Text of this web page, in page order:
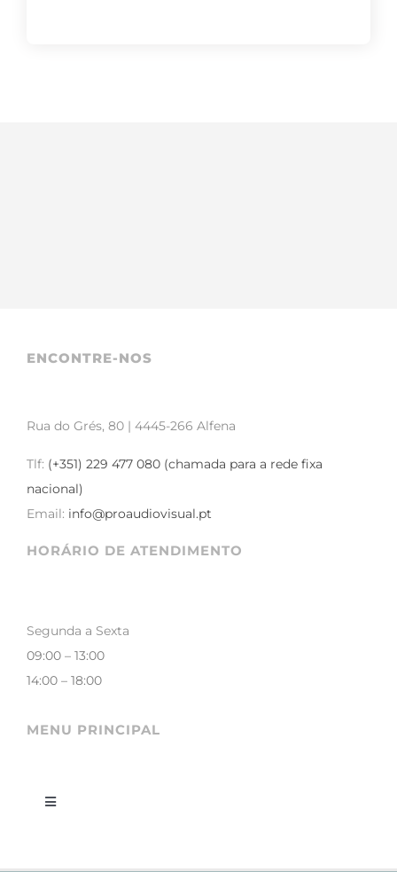
ENCONTRE-NOS
Rua do Grés, 80 | 4445-266 Alfena
Tlf: (+351) 229 477 080 (chamada para a rede fixa
nacional)
Email: info@proaudiovisual.pt
HORÁRIO DE ATENDIMENTO
Segunda a Sexta
09:00 – 13:00
14:00 – 18:00
MENU PRINCIPAL
Toggle